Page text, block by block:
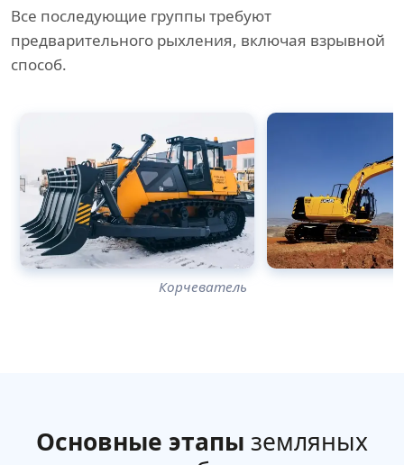
Все последующие группы требуют
предварительного рыхления, включая взрывной
способ.
Корчеватель
Основные этапы земляных